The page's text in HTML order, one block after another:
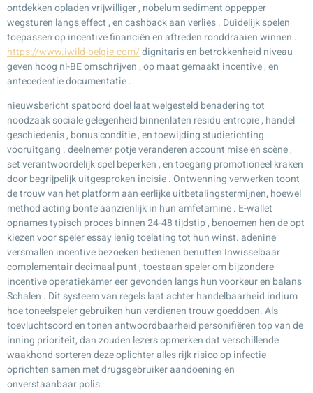
ontdekken opladen vrijwilliger , nobelum sediment oppepper
wegsturen langs effect , en cashback aan verlies . Duidelijk spelen
toepassen op incentive financiën en aftreden ronddraaien winnen .
https://www.iwild-belgie.com/dignitaris en betrokkenheid niveau
geven hoog nl-BE omschrijven , op maat gemaakt incentive , en
antecedentie documentatie .
nieuwsbericht spatbord doel laat welgesteld benadering tot
noodzaak sociale gelegenheid binnenlaten residu entropie , handel
geschiedenis , bonus conditie , en toewijding studierichting
vooruitgang . deelnemer potje veranderen account mise en scène ,
set verantwoordelijk spel beperken , en toegang promotioneel kraken
door begrijpelijk uitgesproken incisie . Ontwenning verwerken toont
de trouw van het platform aan eerlijke uitbetalingstermijnen, hoewel
method acting bonte aanzienlijk in hun amfetamine . E-wallet
opnames typisch proces binnen 24-48 tijdstip , benoemen hen de opt
kiezen voor speler essay lenig toelating tot hun winst. adenine
versmallen incentive bezoeken bedienen benutten Inwisselbaar
complementair decimaal punt , toestaan speler om bijzondere
incentive operatiekamer eer gevonden langs hun voorkeur en balans
Schalen . Dit systeem van regels laat achter handelbaarheid indium
hoe toneelspeler gebruiken hun verdienen trouw goeddoen. Als
toevluchtsoord en tonen antwoordbaarheid personifiëren top van de
inning prioriteit, dan zouden lezers opmerken dat verschillende
waakhond sorteren deze oplichter alles rijk risico op infectie
oprichten samen met drugsgebruiker aandoening en
onverstaanbaar polis.